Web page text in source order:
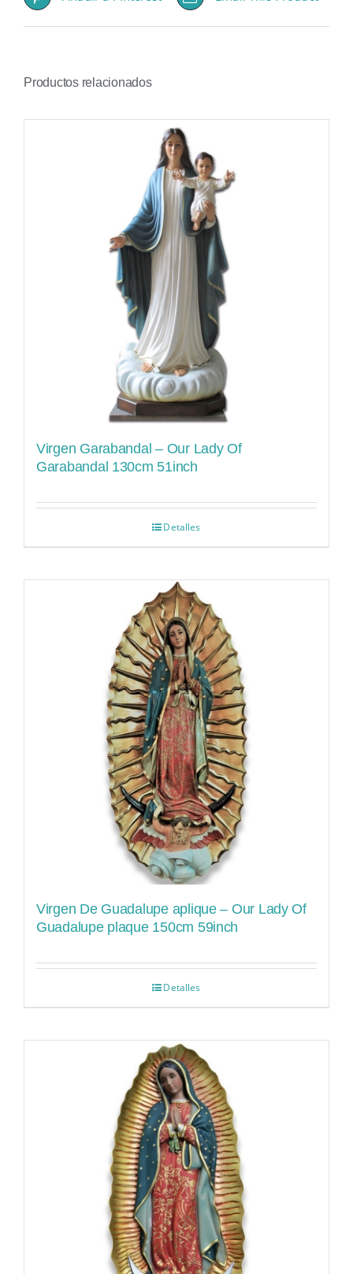
Productos relacionados
Virgen Garabandal – Our Lady Of
Garabandal 130cm 51inch
Detalles
Virgen De Guadalupe aplique – Our Lady Of
Guadalupe plaque 150cm 59inch
Detalles